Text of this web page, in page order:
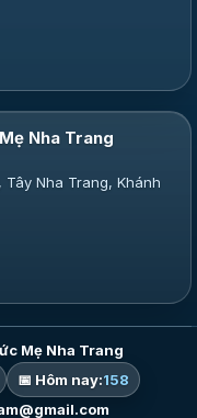
Nha Trang
Nha Trang, Khánh
Mẹ Nha Trang
📅 Hôm nay:158